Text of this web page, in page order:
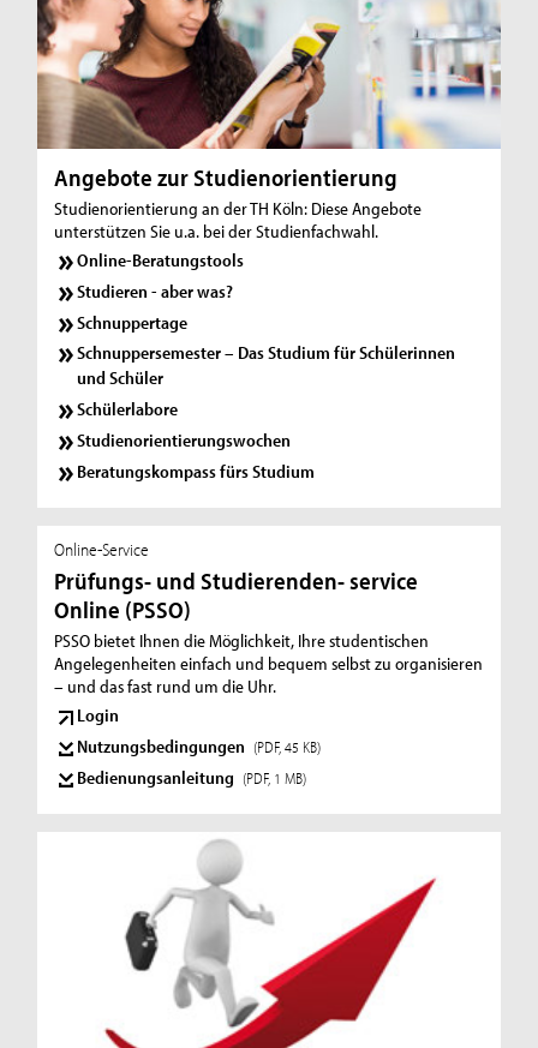
Angebote zur Studienorientierung
Studienorientierung an der TH Köln: Diese Angebote
unterstützen Sie u.a. bei der Studienfachwahl.
Online-Beratungstools
Studieren - aber was?
Schnuppertage
Schnuppersemester – Das Studium für Schülerinnen
und Schüler
Schülerlabore
Studienorientierungswochen
Beratungskompass fürs Studium
Online-Service
Prüfungs- und Studierenden- service
Online (PSSO)
PSSO bietet Ihnen die Möglichkeit, Ihre studentischen
Angelegenheiten einfach und bequem selbst zu organisieren
– und das fast rund um die Uhr.
Login
Nutzungsbedingungen (PDF, 45 KB)
Bedienungsanleitung (PDF, 1 MB)